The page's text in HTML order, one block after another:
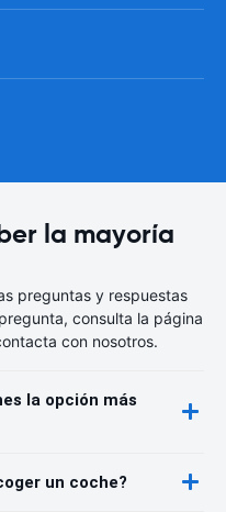
la mayoría
preguntas y respuestas
consulta la página
con nosotros.
la opción más
un coche?